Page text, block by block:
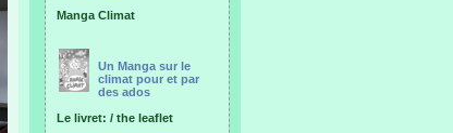
Manga Climat
Un Manga sur le
climat pour et par
des ados
Le livret: / the leaflet